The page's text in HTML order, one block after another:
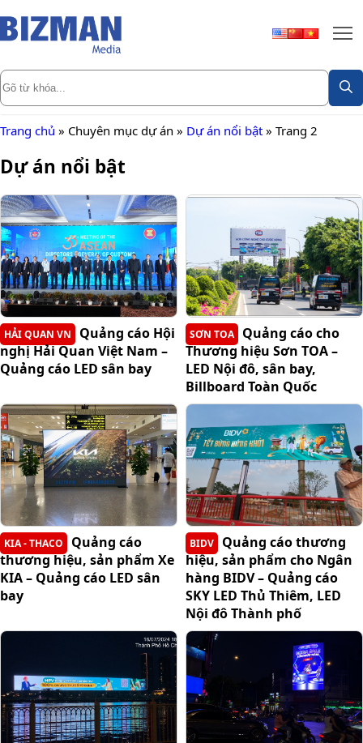
Trang chủ » Chuyên mục dự án » Dự án nổi bật » Trang 2
Dự án nổi bật
HẢI QUAN VN
Quảng cáo Hội
nghị Hải Quan Việt Nam –
Quảng cáo LED sân bay
SƠN TOA
Quảng cáo cho
Thương hiệu Sơn TOA –
LED Nội đô, sân bay,
Billboard Toàn Quốc
KIA - THACO
Quảng cáo
thương hiệu, sản phẩm Xe
KIA – Quảng cáo LED sân
bay
BIDV
Quảng cáo thương
hiệu, sản phẩm cho Ngân
hàng BIDV – Quảng cáo
SKY LED Thủ Thiêm, LED
Nội đô Thành phố